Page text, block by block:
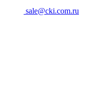
sale@cki.com.ru